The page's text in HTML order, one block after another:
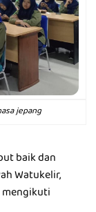
jepang
baik dan
Watukelir,